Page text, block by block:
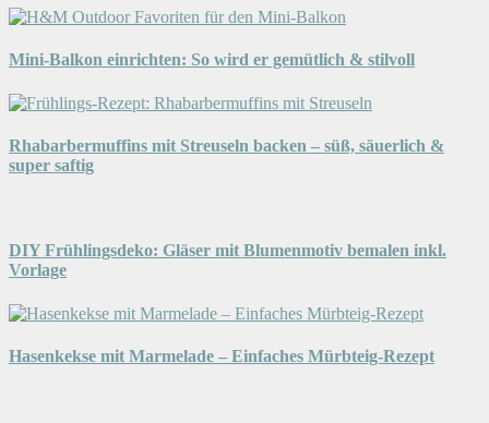
Mini-Balkon einrichten: So wird er gemütlich & stilvoll
Rhabarbermuffins mit Streuseln backen – süß, säuerlich &
super saftig
DIY Frühlingsdeko: Gläser mit Blumenmotiv bemalen inkl.
Vorlage
Hasenkekse mit Marmelade – Einfaches Mürbteig-Rezept